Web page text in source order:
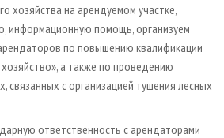
хозяйства на арендуемом участке,
информационную помощь, организуем
по повышению квалификации
а также по проведению
связанных с организацией тушения лесных
ответственность с арендаторами